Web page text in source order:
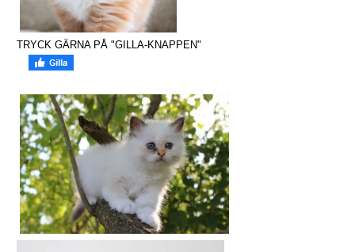
TRYCK GÄRNA PÅ "GILLA-KNAPPEN"